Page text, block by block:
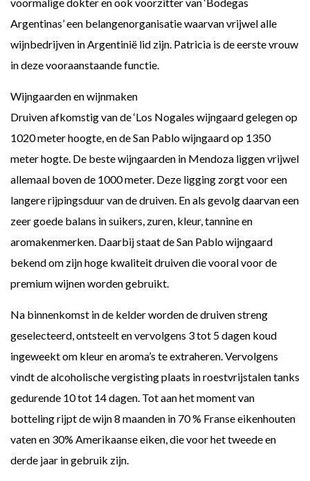
Argentinas’ een belangenorganisatie waarvan vrijwel alle
wijnbedrijven in Argentinië lid zijn. Patricia is de eerste vrouw
in deze vooraanstaande functie.
Wijngaarden en wijnmaken
Druiven afkomstig van de ‘Los Nogales wijngaard gelegen op
1020 meter hoogte, en de San Pablo wijngaard op 1350
meter hogte. De beste wijngaarden in Mendoza liggen vrijwel
allemaal boven de 1000 meter. Deze ligging zorgt voor een
langere rijpingsduur van de druiven. En als gevolg daarvan een
zeer goede balans in suikers, zuren, kleur, tannine en
aromakenmerken. Daarbij staat de San Pablo wijngaard
bekend om zijn hoge kwaliteit druiven die vooral voor de
premium wijnen worden gebruikt.
Na binnenkomst in de kelder worden de druiven streng
geselecteerd, ontsteelt en vervolgens 3 tot 5 dagen koud
ingeweekt om kleur en aroma’s te extraheren. Vervolgens
vindt de alcoholische vergisting plaats in roestvrijstalen tanks
gedurende 10 tot 14 dagen. Tot aan het moment van
botteling rijpt de wijn 8 maanden in 70 % Franse eikenhouten
vaten en 30% Amerikaanse eiken, die voor het tweede en
derde jaar in gebruik zijn.